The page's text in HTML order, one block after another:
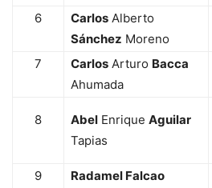
6 Carlos Alberto
Sánchez Moreno
7 Carlos Arturo Bacca
Ahumada
8 Abel Enrique Aguilar
Tapias
9
Radamel Falcao